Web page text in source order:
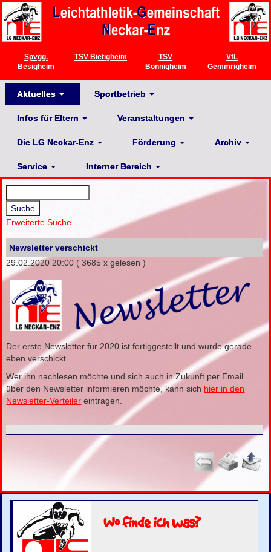
Spvgg.
Besigheim
TSV Bietigheim
TSV
Bönnigheim
VfL
Gemmrigheim
Aktuelles Sportbetrieb
Infos für Eltern Veranstaltungen
Die LG Neckar-Enz Förderung Archiv
Service Interner Bereich
Erweiterte Suche
Newsletter verschickt
29.02.2020 20:00 ( 3685 x gelesen )
Der erste Newsletter für 2020 ist fertiggestellt und wurde gerade
eben verschickt.
Wer ihn nachlesen möchte und sich auch in Zukunft per Email
über den Newsletter informieren möchte, kann sich hier in den
Newsletter-Verteiler eintragen.
Wo finde ich was?